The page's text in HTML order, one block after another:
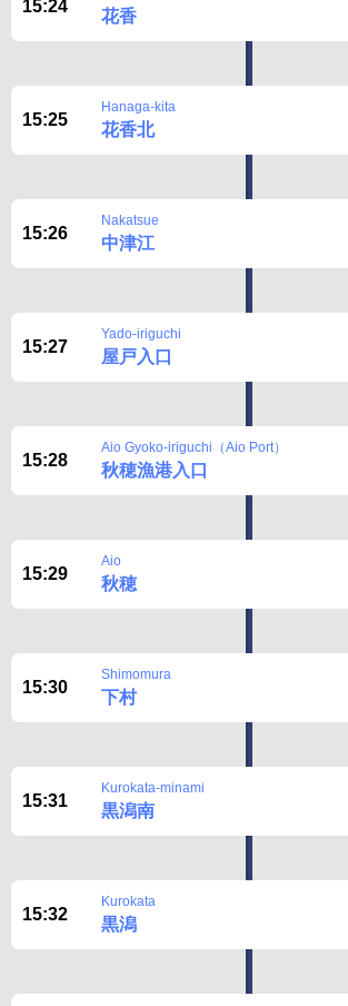
Disclaimer
15:24
花香
15:25
Hanaga-kita
花香北
15:26
Nakatsue
中津江
15:27
Yado-iriguchi
屋戸入口
15:28
Aio Gyoko-iriguchi（Aio Port）
秋穂漁港入口
15:29
Aio
秋穂
15:30
Shimomura
下村
15:31
Kurokata-minami
黒潟南
15:32
Kurokata
黒潟